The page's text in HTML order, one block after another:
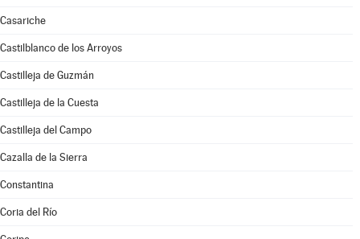
Casariche
Castilblanco de los Arroyos
Castilleja de Guzmán
Castilleja de la Cuesta
Castilleja del Campo
Cazalla de la Sierra
Constantina
Coria del Río